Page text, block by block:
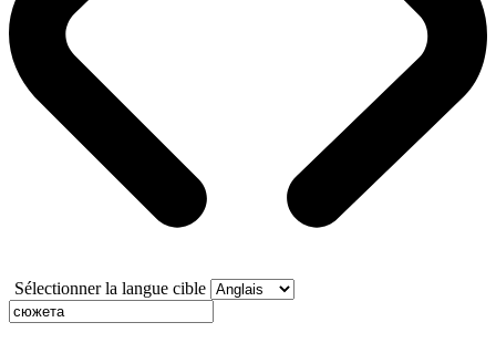
Sélectionner la langue cible